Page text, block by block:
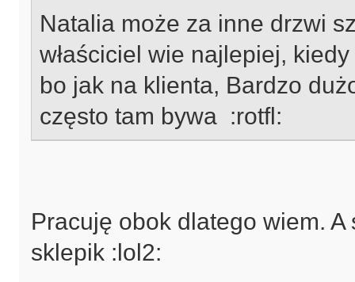
Natalia może za inne drzwi
właściciel wie najlepiej,
bo jak na klienta, Bardzo
często tam bywa :rotfl:
Pracuję obok dlatego wiem.
sklepik :lol2: